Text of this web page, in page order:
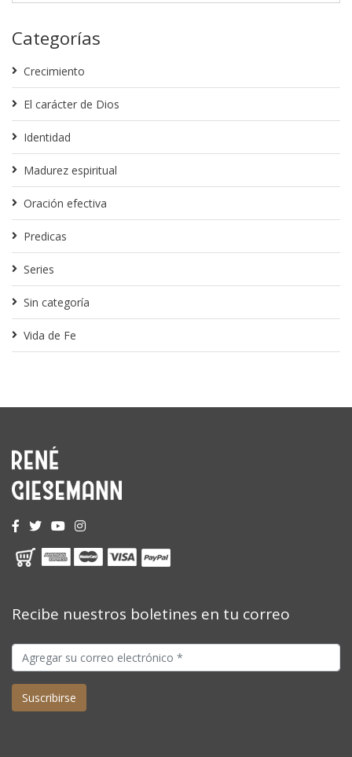
Categorías
Crecimiento
El carácter de Dios
Identidad
Madurez espiritual
Oración efectiva
Predicas
Series
Sin categoría
Vida de Fe
Recibe nuestros boletines en tu correo